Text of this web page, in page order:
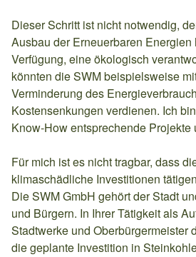
Dieser Schritt ist nicht notwendig,
Ausbau der Erneuerbaren
Verfügung, eine ökologisch
könnten die SWM beispielsweise
Verminderung des
Kostensenkungen verdienen. Ich
Know-How entsprechende Projekte
Für mich ist es nicht tragbar, dass
klimaschädliche Investitionen
Die SWM GmbH gehört der Stadt
und Bürgern. In Ihrer Tätigkeit als
Stadtwerke und Oberbürgermeister
die geplante Investition in